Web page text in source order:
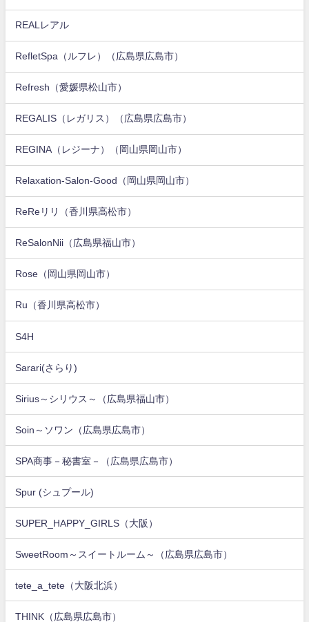
REALレアル
RefletSpa（ルフレ）（広島県広島市）
Refresh（愛媛県松山市）
REGALIS（レガリス）（広島県広島市）
REGINA（レジーナ）（岡山県岡山市）
Relaxation-Salon-Good（岡山県岡山市）
ReReリリ（香川県高松市）
ReSalonNii（広島県福山市）
Rose（岡山県岡山市）
Ru（香川県高松市）
S4H
Sarari(さらり)
Sirius～シリウス～（広島県福山市）
Soin～ソワン（広島県広島市）
SPA商事－秘書室－（広島県広島市）
Spur (シュプール)
SUPER_HAPPY_GIRLS（大阪）
SweetRoom～スイートルーム～（広島県広島市）
tete_a_tete（大阪北浜）
THINK（広島県広島市）